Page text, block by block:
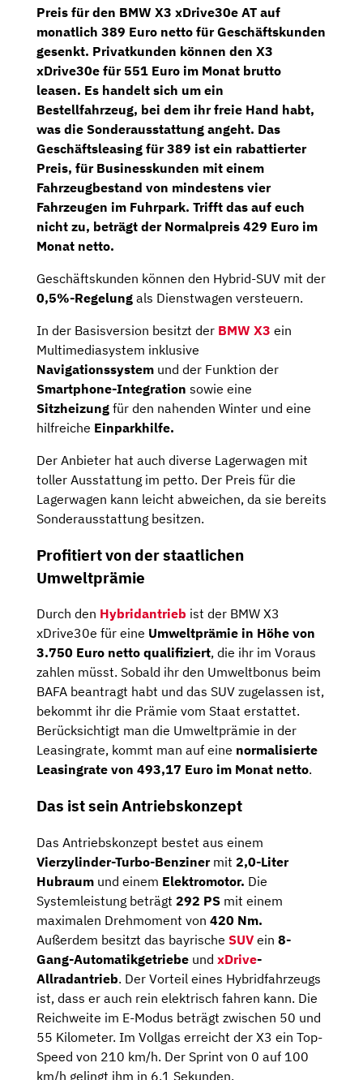
Preis für den BMW X3 xDrive30e AT auf
monatlich 389 Euro netto für Geschäftskunden
gesenkt. Privatkunden können den X3
xDrive30e für 551 Euro im Monat brutto
leasen. Es handelt sich um ein
Bestellfahrzeug, bei dem ihr freie Hand habt,
was die Sonderausstattung angeht. Das
Geschäftsleasing für 389 ist ein rabattierter
Preis, für Businesskunden mit einem
Fahrzeugbestand von mindestens vier
Fahrzeugen im Fuhrpark. Trifft das auf euch
nicht zu, beträgt der Normalpreis 429 Euro im
Monat netto.
Geschäftskunden können den Hybrid-SUV mit der
0,5%-Regelung als Dienstwagen versteuern.
In der Basisversion besitzt der BMW X3 ein
Multimediasystem inklusive
Navigationssystem und der Funktion der
Smartphone-Integration sowie eine
Sitzheizung für den nahenden Winter und eine
hilfreiche Einparkhilfe.
Der Anbieter hat auch diverse Lagerwagen mit
toller Ausstattung im petto. Der Preis für die
Lagerwagen kann leicht abweichen, da sie bereits
Sonderausstattung besitzen.
Profitiert von der staatlichen
Umweltprämie
Durch den Hybridantrieb ist der BMW X3
xDrive30e für eine Umweltprämie in Höhe von
3.750 Euro netto qualifiziert, die ihr im Voraus
zahlen müsst. Sobald ihr den Umweltbonus beim
BAFA beantragt habt und das SUV zugelassen ist,
bekommt ihr die Prämie vom Staat erstattet.
Berücksichtigt man die Umweltprämie in der
Leasingrate, kommt man auf eine normalisierte
Leasingrate von 493,17 Euro im Monat netto.
Das ist sein Antriebskonzept
Das Antriebskonzept bestet aus einem
Vierzylinder-Turbo-Benzinermit 2,0-Liter
Hubraum und einem Elektromotor. Die
Systemleistung beträgt 292 PS mit einem
maximalen Drehmoment von 420 Nm.
Außerdem besitzt das bayrische SUV ein 8-
Gang-Automatikgetriebe und xDrive-
Allradantrieb. Der Vorteil eines Hybridfahrzeugs
ist, dass er auch rein elektrisch fahren kann. Die
Reichweite im E-Modus beträgt zwischen 50 und
55 Kilometer. Im Vollgas erreicht der X3 ein Top-
Speed von 210 km/h. Der Sprint von 0 auf 100
km/h gelingt ihm in 6,1 Sekunden.